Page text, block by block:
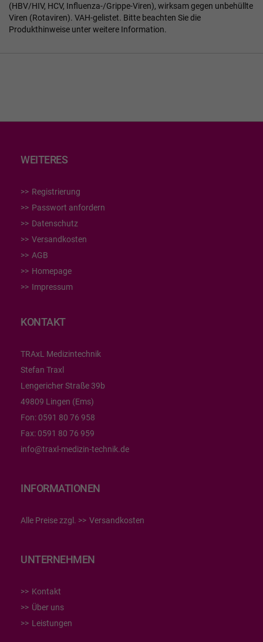
(HBV/HIV, HCV, Influenza-/Grippe-Viren), wirksam gegen unbehüllte
Viren (Rotaviren). VAH-gelistet. Bitte beachten Sie die
Produkthinweise unter weitere Information.
WEITERES
Registrierung
Passwort anfordern
Datenschutz
Versandkosten
AGB
Homepage
Impressum
KONTAKT
TRAxL Medizintechnik
Stefan Traxl
Lengericher Straße 39b
49809 Lingen (Ems)
Fon: 0591 80 76 958
Fax: 0591 80 76 959
info@traxl-medizin-technik.de
INFORMATIONEN
Alle Preise zzgl. Versandkosten
UNTERNEHMEN
Kontakt
Über uns
Leistungen